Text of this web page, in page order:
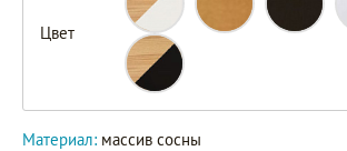
Цвет
Материал: массив сосны